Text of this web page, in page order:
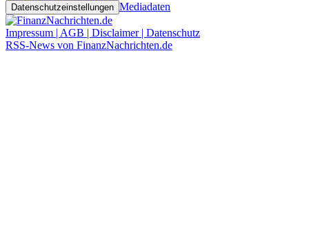
Datenschutzeinstellungen Mediadaten
Impressum | AGB | Disclaimer | Datenschutz
RSS-News von FinanzNachrichten.de